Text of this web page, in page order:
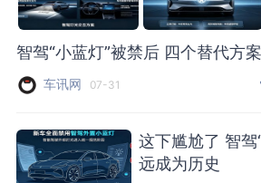
智驾“小蓝灯”被禁后 四个替代方
车讯网 07-31
这下尴尬了 智驾
远成为历史